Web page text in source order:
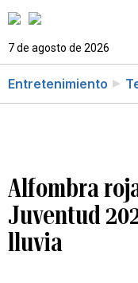
7 de agosto de 2026
Entretenimiento
Alfombra
Juventud
lluvia